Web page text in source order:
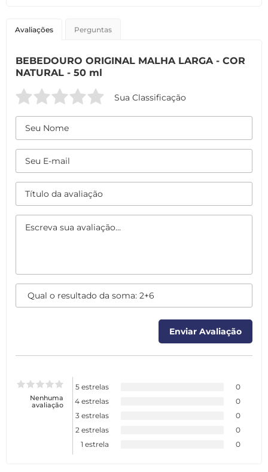
Avaliações Perguntas
BEBEDOURO ORIGINAL MALHA LARGA - COR
NATURAL - 50 ml
Sua Classificação
Nenhuma
avaliação
5 estrelas
0
4 estrelas
0
3 estrelas
0
2 estrelas
0
1 estrela
0